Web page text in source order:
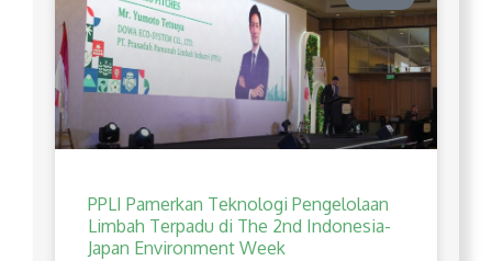
PPLI Pamerkan Teknologi Pengelolaan
Limbah Terpadu di The 2nd Indonesia-
Japan Environment Week